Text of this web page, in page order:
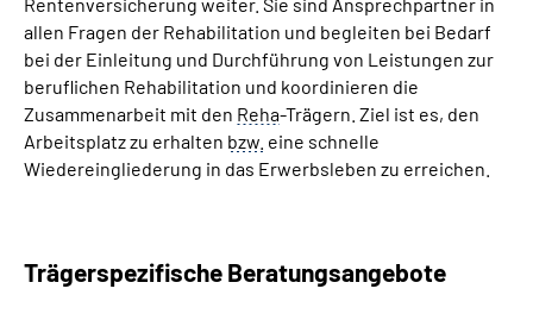
Mein Kundenportal
allen Fragen der Rehabilitation und begleiten bei Bedarf
bei der Einleitung und Durchführung von Leistungen zur
beruflichen Rehabilitation und koordinieren die
Zusammenarbeit mit den Reha-Trägern. Ziel ist es, den
Arbeitsplatz zu erhalten bzw. eine schnelle
Wiedereingliederung in das Erwerbsleben zu erreichen.
Trägerspezifische Beratungsangebote